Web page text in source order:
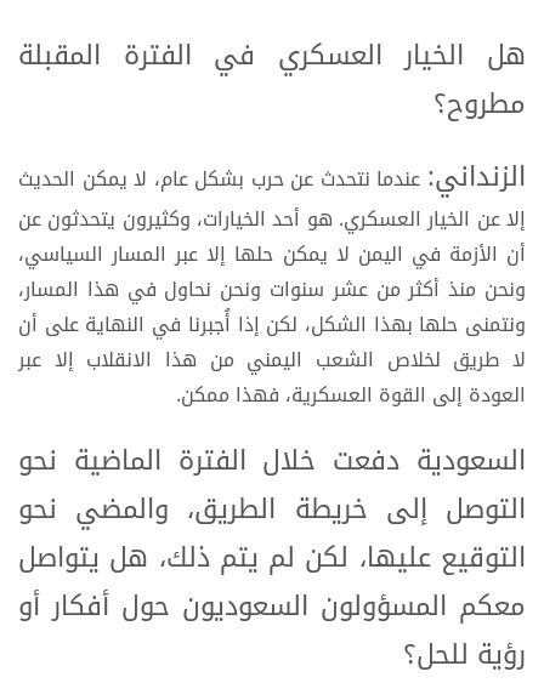
هل الخيار العسكري في الفترة المقبلة
مطروح؟
الزنداني: عندما نتحدث عن حرب بشكل عام، لا يمكن الحديث
إلا عن الخيار العسكري. هو أحد الخيارات، وكثيرون يتحدثون عن
أن الأزمة في اليمن لا يمكن حلها إلا عبر المسار السياسي،
ونحن منذ أكثر من عشر سنوات ونحن نحاول في هذا المسار،
ونتمنى حلها بهذا الشكل، لكن إذا أُجبرنا في النهاية على أن
لا طريق لخلاص الشعب اليمني من هذا الانقلاب إلا عبر
العودة إلى القوة العسكرية، فهذا ممكن.
السعودية دفعت خلال الفترة الماضية نحو
التوصل إلى خريطة الطريق، والمضي نحو
التوقيع عليها، لكن لم يتم ذلك، هل يتواصل
معكم المسؤولون السعوديون حول أفكار أو
رؤية للحل؟